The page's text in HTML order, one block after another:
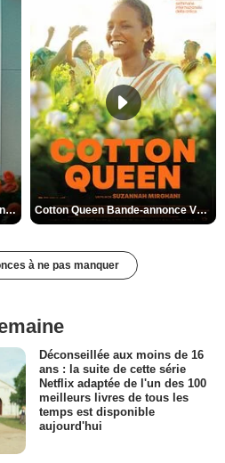
Des Fleurs pour Tokyo Bande-annonce VO STFR Cotton Queen Bande-annonce VO STFR
à ne pas manquer
Déconseillée aux moins de 16
ans : la suite de cette série
Netflix adaptée de l'un des 100
meilleurs livres de tous les
temps est disponible
aujourd'hui